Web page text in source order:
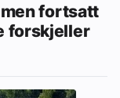
fortsatt
forskjeller